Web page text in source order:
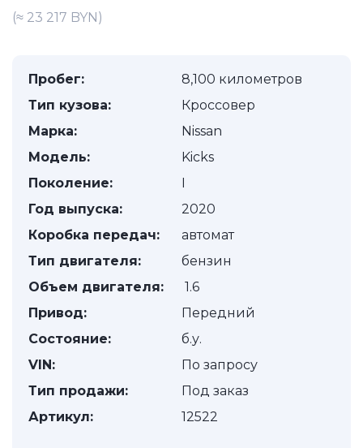
(≈ 23 217 BYN)
Пробег:
8,100 километров
Тип кузова:
Кроссовер
Марка:
Nissan
Модель:
Kicks
Поколение:
I
Год выпуска:
2020
Коробка передач:
автомат
Тип двигателя:
бензин
Объем двигателя:
1.6
Привод:
Передний
Состояние:
б.у.
VIN:
По запросу
Тип продажи:
Под заказ
Артикул:
12522